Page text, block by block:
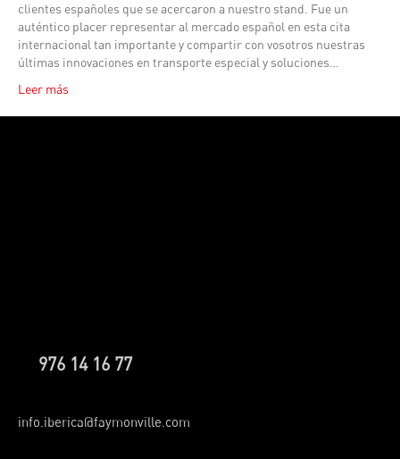
clientes españoles que se acercaron a nuestro stand. Fue un
auténtico placer representar al mercado español en esta cita
internacional tan importante y compartir con vosotros nuestras
últimas innovaciones en transporte especial y soluciones…
Leer más
976 14 16 77
info.iberica@faymonville.com